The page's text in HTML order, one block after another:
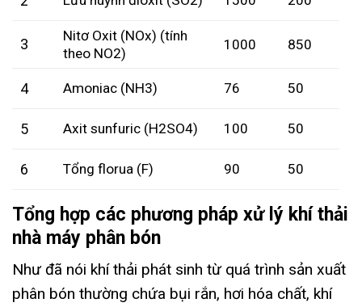
3
Nitơ Oxit (NOx) (tính
theo NO2)
1000 850
4 Amoniac (NH3) 76 50
5 Axit sunfuric (H2SO4) 100 50
6 Tổng florua (F) 90 50
Tổng hợp các phương pháp xử lý khí thải
nhà máy phân bón
Như đã nói khí thải phát sinh từ quá trình sản xuất
phân bón thường chứa bụi rắn, hơi hóa chất, khí